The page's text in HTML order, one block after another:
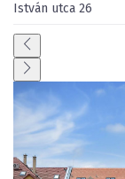
István utca 26